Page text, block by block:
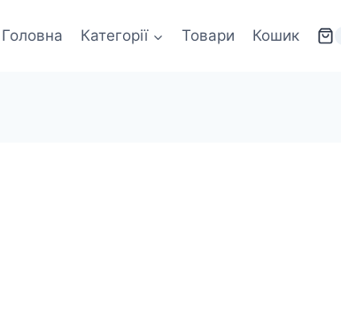
Головна Категорії Товари Кошик